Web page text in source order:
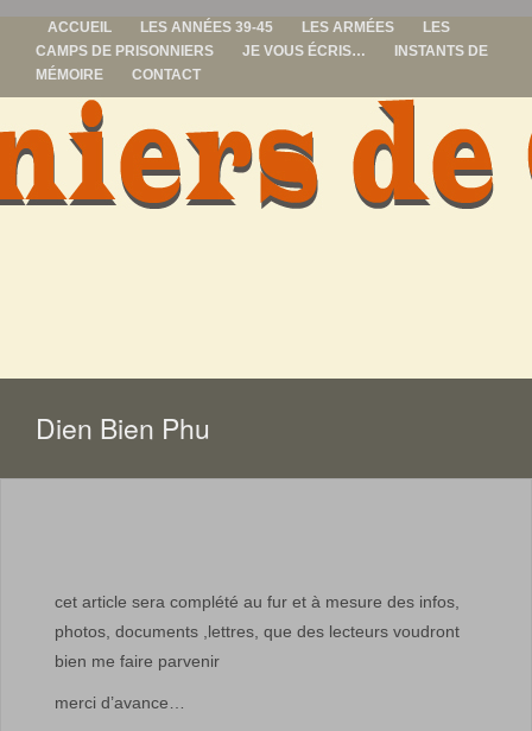
ACCUEIL LES ANNÉES 39-45 LES ARMÉES
LES
CAMPS DE PRISONNIERS
JE VOUS ÉCRIS…
INSTANTS DE
MÉMOIRE
CONTACT
prisonniers de
Dien Bien Phu
cet article sera complété au fur et à mesure des infos,
photos, documents ,lettres, que des lecteurs voudront
bien me faire parvenir
merci d’avance…